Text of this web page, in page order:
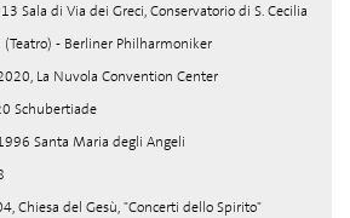
Sala di Via dei Greci, Conservatorio di S. Cecilia
- Berliner Philharmoniker
La Nuvola Convention Center
Schubertiade
Santa Maria degli Angeli
Chiesa del Gesù, "Concerti dello Spirito"